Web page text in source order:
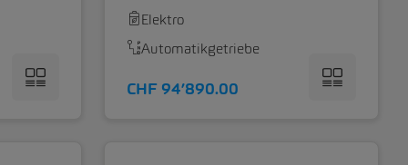
Elektro
Automatikgetriebe
CHF 94’890.00